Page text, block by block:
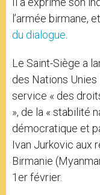
l’armée birmane,
du dialogue.
Le Saint-Siège a
des Nations
service « des
», de la « stabilité
démocratique et
Ivan Jurkovic aux
Birmanie
1er février.